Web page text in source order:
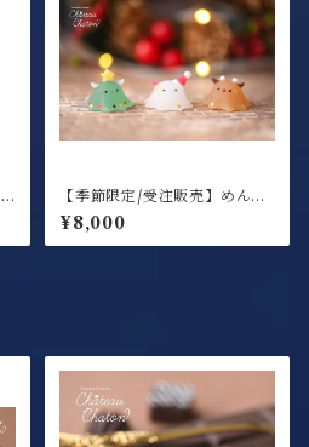
【季節限定/受注販売】めんだ
くろーすふれんずミニ3匹セッ
ト / オブジェ(金具なし)
¥8,000